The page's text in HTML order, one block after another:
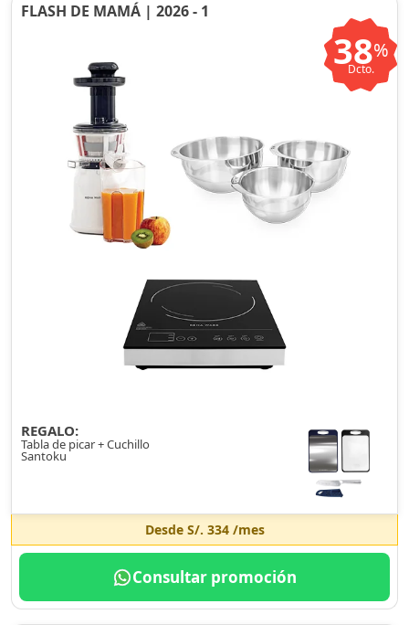
FLASH DE MAMÁ | 2026 - 1
38%
Dcto.
REGALO:
Tabla de picar + Cuchillo
Santoku
Desde S/. 334/mes
Consultar promoción